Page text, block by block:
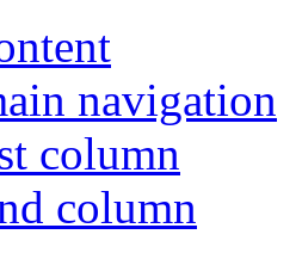
navigation
column
column